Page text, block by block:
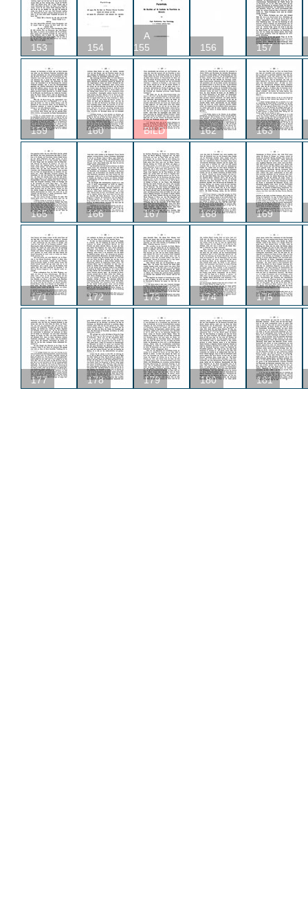
153 154
A
155
156 157
159 160 BILD 162 163
165 166 167 168 169
171 172 173 174 175
177 178 179 180 181